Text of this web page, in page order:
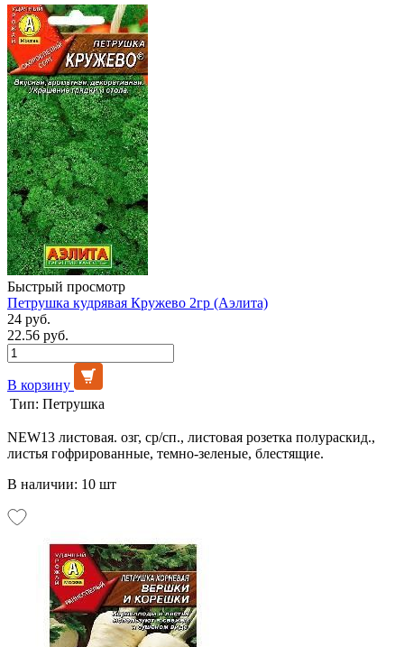
Быстрый просмотр
Петрушка кудрявая Кружево 2гр (Аэлита)
24 руб.
22.56 руб.
В корзину
Тип: Петрушка
NEW13 листовая. озг, ср/сп., листовая розетка полураскид.,
листья гофрированные, темно-зеленые, блестящие.
В наличии: 10 шт